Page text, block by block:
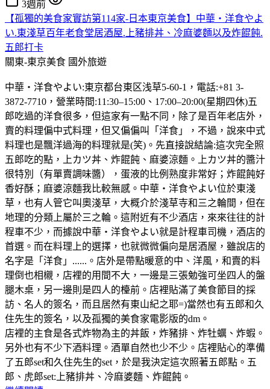
3週前
【孤獨的美食家實訪第114家-日本東京美食】中華・洋食やよ
い.東淺草百年老食堂居酒屋.上豬排丼、冷麻婆麵以及炸餛飩.
五郎打卡
關東-東京美食 國外旅遊
中華・洋食やよい:東京都台東区浅草5-60-1，電話:+81 3-
3872-7710，營業時間:11:30–15:00、17:00–20:00(星期四休)五
郎吃過的洋食很多，但這家有一點不同，除了是百年老店外，
賣的料理偏中式料理，但又偏偏叫「洋食」，不過，說來中式
料理也是飄洋過海的料理就是(笑)。先直接說結論:這次完全照
五郎吃的點，上カツ丼、炸餛飩、麻婆涼麵。上カツ丼的醬汁
很特別（有單賣調味醬），蛋液的比例熟度非常好；炸餛飩好
香好酥；麻婆涼麵我比較無感。中華・洋食やよい位於東淺
草，也有人管它叫奧淺草，大概介於淺草寺和三之輪間，但在
地理的分類上屬於三之輪。這附近有不少酒店，來來往往的計
程車不少，而據說中華・洋食やよい就是計程車司機，酒店的
首選。而在料理上的選擇，也就微微偏向是居酒屋，雖說店的
名字是「洋食」......。店外是帶點暖意的中、洋風，和賣的料
理倒也相櫬，店裡的用間不大，一邊是三張勉強可坐四人的盤
腿木桌，另一邊則是四人的檯前。店裡貼滿了美食節目的採
訪、名人的簽名，而且居然有東山紀之耶=)當然也有五郎和久
住先生的簽名，以及孤獨的美食家電影版的dm。
店裡的主食是各式炸物為主的丼飯，炸豬排、炸牡蠣、炸蝦。
另外也有不少下酒料理。酒單自然也少不少。店裡貼心的準備
了五郎set和久住先生的set，於是我決定這次照著五郎點。五
郎、虎郎set:上豬排丼、冷麻婆麵、炸餛飩。